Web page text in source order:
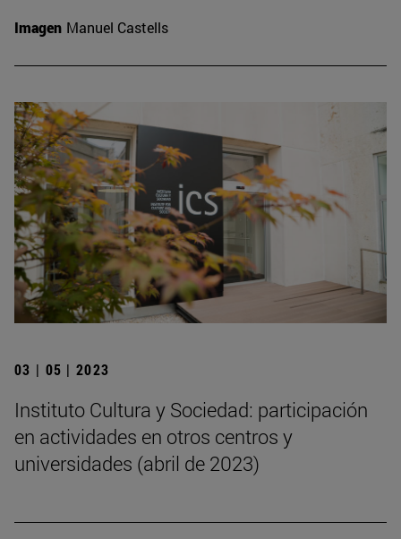
Imagen Manuel Castells
03 | 05 | 2023
Instituto Cultura y Sociedad: participación
en actividades en otros centros y
universidades (abril de 2023)